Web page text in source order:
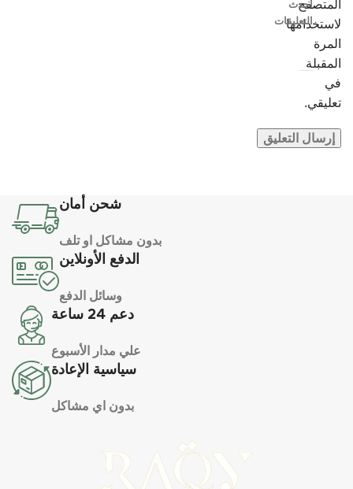
المتصفح
لاستخدامها
المرة
المقبلة
في
تعليقي.
أحدث
التعليقات
شحن أمان
بدون مشاكل او تلف
الدفع الأونلاين
وسائل الدفع
دعم 24 ساعة
علي مدار الأسبوع
سياسية الإعادة
بدون اي مشاكل